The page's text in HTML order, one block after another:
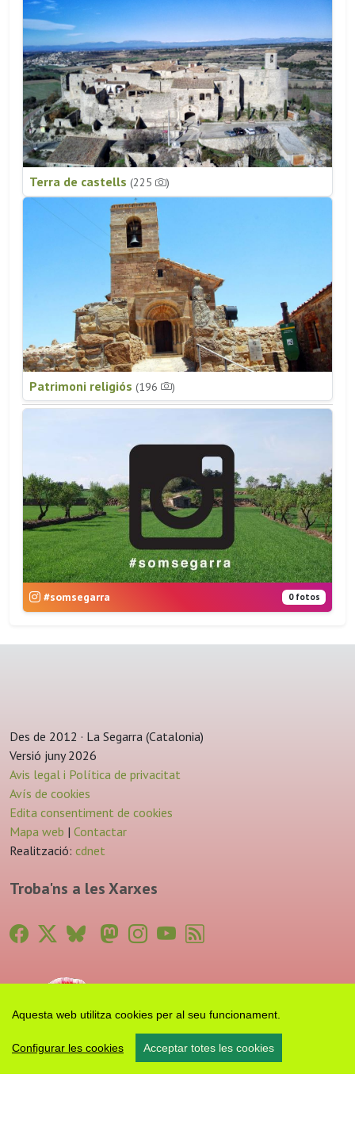
Aquesta web utilitza cookies per al seu funcionament.
Configurar les cookies Acceptar totes les cookies
Terra de castells (225 )
Patrimoni religiós (196 )
#somsegarra 0 fotos
Des de 2012 · La Segarra (Catalonia)
Versió juny 2026
Avis legal i Política de privacitat
Avís de cookies
Edita consentiment de cookies
Mapa web | Contactar
Realització: cdnet
Troba'ns a les Xarxes